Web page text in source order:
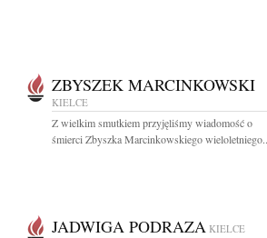
ZBYSZEK MARCINKOWSKI
KIELCE
Z wielkim smutkiem przyjęliśmy wiadomość o
śmierci Zbyszka Marcinkowskiego
JADWIGA PODRAZA KIELCE